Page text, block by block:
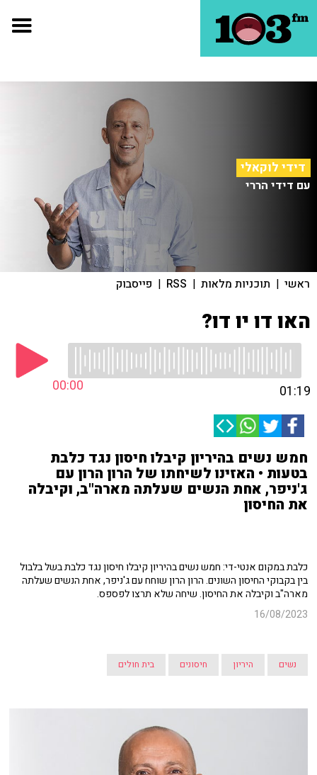
דידי לוקאלי
עם דידי הררי
ראשי | תוכניות מלאות |
RSS
| פייסבוק
האו דו יו דו?
00:00 01:19
חמש נשים בהיריון קיבלו חיסון נגד כלבת
בטעות • האזינו לשיחתו של הרון הרון עם
ג'ניפר, אחת הנשים שעלתה מארה"ב, וקיבלה
את החיסון
כלבת במקום אנטי-די: חמש נשים בהיריון קיבלו חיסון נגד כלבת בשל בלבול
בין בקבוקי החיסון השונים. הרון הרון שוחח עם ג'ניפר, אחת הנשים שעלתה
מארה"ב וקיבלה את החיסון. שיחה שלא תרצו לפספס.
16/08/2023
נשים היריון חיסונים בית חולים